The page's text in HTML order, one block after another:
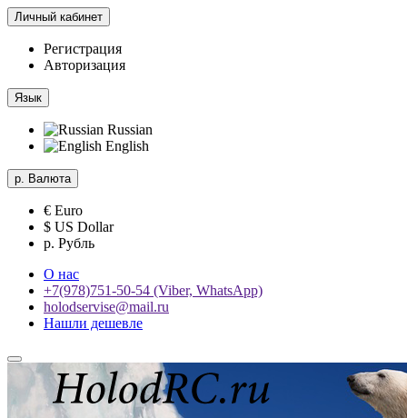
Личный кабинет
Регистрация
Авторизация
Язык
Russian
English
р. Валюта
€ Euro
$ US Dollar
р. Рубль
О нас
+7(978)751-50-54 (Viber, WhatsApp)
holodservise@mail.ru
Нашли дешевле